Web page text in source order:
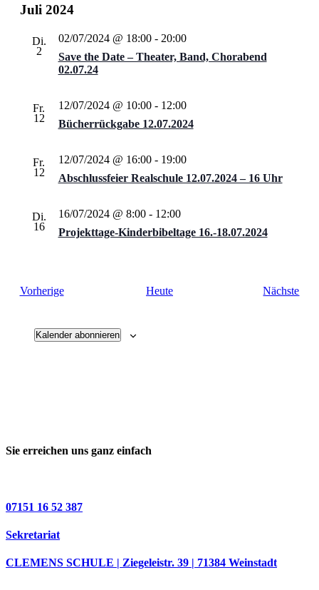
Juli 2024
Di.
2
Save the Date – Theater, Band, Chorabend
02.07.24
02/07/2024 @ 18:00- 20:00
Fr.
12
Bücherrückgabe 12.07.2024
12/07/2024 @ 10:00- 12:00
Fr.
12
Abschlussfeier Realschule 12.07.2024 – 16 Uhr
12/07/2024 @ 16:00- 19:00
Di.
16
Projekttage-Kinderbibeltage 16.-18.07.2024
16/07/2024 @ 8:00- 12:00
VorherigeVeranstaltungen Heute Nächste
Kalender abonnieren
Sie erreichen uns ganz einfach
07151 16 52 387
Sekretariat
CLEMENS SCHULE | Ziegeleistr. 39 | 71384 Weinstadt